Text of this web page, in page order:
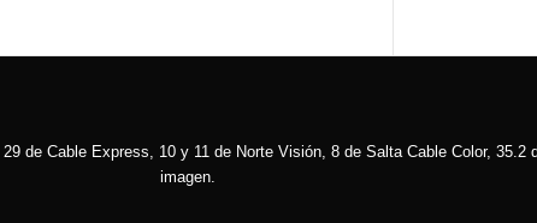
de Cable Express, 10 y 11 de Norte Visión, 8 de Salta Cable Color, 35.2
imagen.